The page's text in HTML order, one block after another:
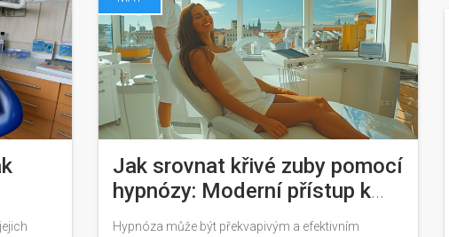
Jak srovnat křivé zuby pomocí
hypnózy: Moderní přístup k
ústní hygieně
Hypnóza může být překvapivým a efektivním